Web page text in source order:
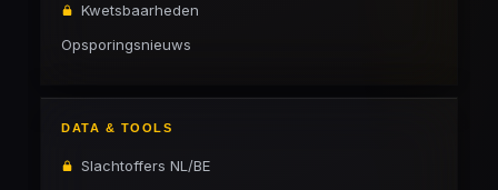
Kwetsbaarheden
Opsporingsnieuws
DATA & TOOLS
Slachtoffers NL/BE